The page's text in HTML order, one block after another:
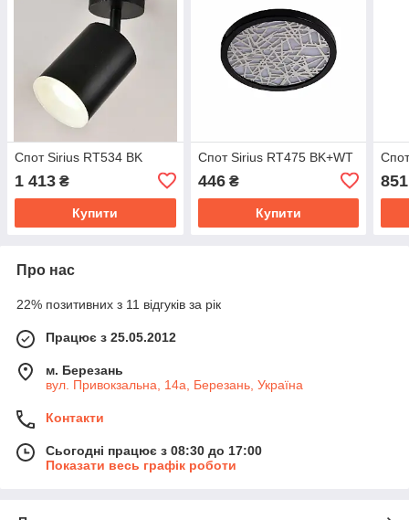
Спот Sirius RT534 BK
1 413 ₴
Купити
Спот Sirius RT475 BK+WT
446₴
Купити
851
Про нас
22% позитивних з 11 відгуків за рік
Працює з 25.05.2012
м. Березань
вул. Привокзальна, 14а, Березань, Україна
Контакти
Сьогодні працює з 08:30 до 17:00
Показати весь графік роботи